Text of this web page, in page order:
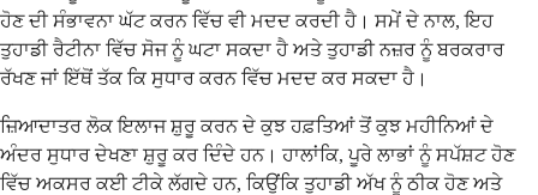
ਹੋਣ ਦੀ ਸੰਭਾਵਨਾ ਘੱਟ ਕਰਨ ਵਿੱਚ ਵੀ ਮਦਦ ਕਰਦੀ ਹੈ। ਸਮੇਂ ਦੇ ਨਾਲ, ਇਹ
ਤੁਹਾਡੀ ਰੈਟੀਨਾ ਵਿੱਚ ਸੋਜ ਨੂੰ ਘਟਾ ਸਕਦਾ ਹੈ ਅਤੇ ਤੁਹਾਡੀ ਨਜ਼ਰ ਨੂੰ ਬਰਕਰਾਰ
ਰੱਖਣ ਜਾਂ ਇੱਥੋਂ ਤੱਕ ਕਿ ਸੁਧਾਰ ਕਰਨ ਵਿੱਚ ਮਦਦ ਕਰ ਸਕਦਾ ਹੈ।
ਜ਼ਿਆਦਾਤਰ ਲੋਕ ਇਲਾਜ ਸ਼ੁਰੂ ਕਰਨ ਦੇ ਕੁਝ ਹਫ਼ਤਿਆਂ ਤੋਂ ਕੁਝ ਮਹੀਨਿਆਂ ਦੇ
ਅੰਦਰ ਸੁਧਾਰ ਦੇਖਣਾ ਸ਼ੁਰੂ ਕਰ ਦਿੰਦੇ ਹਨ। ਹਾਲਾਂਕਿ, ਪੂਰੇ ਲਾਭਾਂ ਨੂੰ ਸਪੱਸ਼ਟ ਹੋਣ
ਵਿੱਚ ਅਕਸਰ ਕਈ ਟੀਕੇ ਲੱਗਦੇ ਹਨ, ਕਿਉਂਕਿ ਤੁਹਾਡੀ ਅੱਖ ਨੂੰ ਠੀਕ ਹੋਣ ਅਤੇ